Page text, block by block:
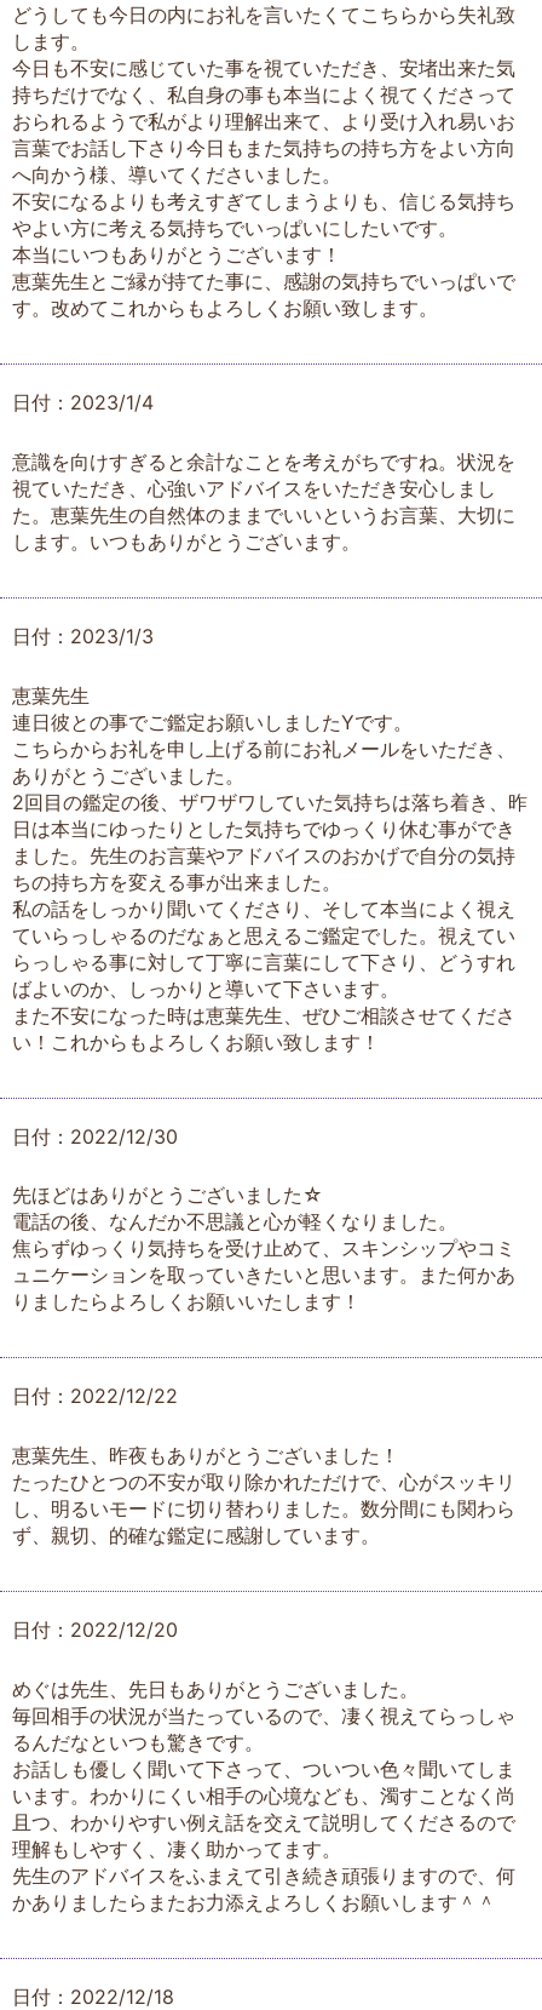
どうしても今日の内にお礼を言いたくてこちらから失礼致
します。
今日も不安に感じていた事を視ていただき、安堵出来た気
持ちだけでなく、私自身の事も本当によく視てくださって
おられるようで私がより理解出来て、より受け入れ易いお
言葉でお話し下さり今日もまた気持ちの持ち方をよい方向
へ向かう様、導いてくださいました。
不安になるよりも考えすぎてしまうよりも、信じる気持ち
やよい方に考える気持ちでいっぱいにしたいです。
本当にいつもありがとうございます！
恵葉先生とご縁が持てた事に、感謝の気持ちでいっぱいで
す。改めてこれからもよろしくお願い致します。
日付：2023/1/4
意識を向けすぎると余計なことを考えがちですね。状況を
視ていただき、心強いアドバイスをいただき安心しまし
た。恵葉先生の自然体のままでいいというお言葉、大切に
します。いつもありがとうございます。
日付：2023/1/3
恵葉先生
連日彼との事でご鑑定お願いしましたYです。
こちらからお礼を申し上げる前にお礼メールをいただき、
ありがとうございました。
2回目の鑑定の後、ザワザワしていた気持ちは落ち着き、昨
日は本当にゆったりとした気持ちでゆっくり休む事ができ
ました。先生のお言葉やアドバイスのおかげで自分の気持
ちの持ち方を変える事が出来ました。
私の話をしっかり聞いてくださり、そして本当によく視え
ていらっしゃるのだなぁと思えるご鑑定でした。視えてい
らっしゃる事に対して丁寧に言葉にして下さり、どうすれ
ばよいのか、しっかりと導いて下さいます。
また不安になった時は恵葉先生、ぜひご相談させてくださ
い！これからもよろしくお願い致します！
日付：2022/12/30
先ほどはありがとうございました☆
電話の後、なんだか不思議と心が軽くなりました。
焦らずゆっくり気持ちを受け止めて、スキンシップやコミ
ュニケーションを取っていきたいと思います。また何かあ
りましたらよろしくお願いいたします！
日付：2022/12/22
恵葉先生、昨夜もありがとうございました！
たったひとつの不安が取り除かれただけで、心がスッキリ
し、明るいモードに切り替わりました。数分間にも関わら
ず、親切、的確な鑑定に感謝しています。
日付：2022/12/20
めぐは先生、先日もありがとうございました。
毎回相手の状況が当たっているので、凄く視えてらっしゃ
るんだなといつも驚きです。
お話しも優しく聞いて下さって、ついつい色々聞いてしま
います。わかりにくい相手の心境なども、濁すことなく尚
且つ、わかりやすい例え話を交えて説明してくださるので
理解もしやすく、凄く助かってます。
先生のアドバイスをふまえて引き続き頑張りますので、何
かありましたらまたお力添えよろしくお願いします＾＾
日付：2022/12/18